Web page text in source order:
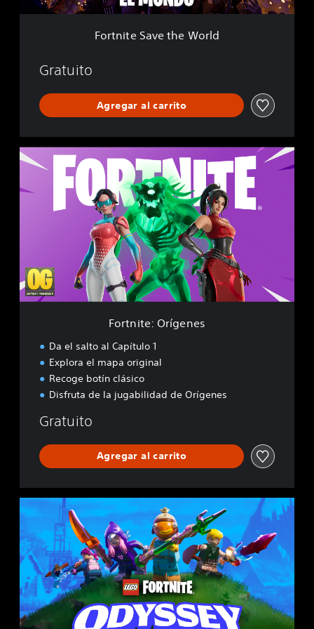
e
Fortnite Save the World
Gratuito
Agregar al carrito
F
t
O
r
í
Fortnite: Orígenes
Da el salto al Capítulo 1
Explora el mapa original
Recoge botín clásico
Disfruta de la jugabilidad de Orígenes
Gratuito
Agregar al carrito
E
G
O
®
o
r
t
n